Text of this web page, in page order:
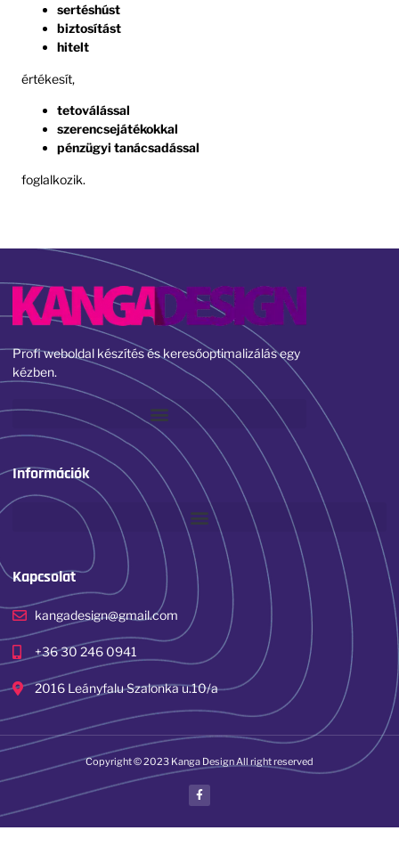
sertéshúst
biztosítást
hitelt
értékesít,
tetoválással
szerencsejátékokkal
pénzügyi tanácsadással
foglalkozik.
Profi weboldal készítés és keresőoptimalizálás egy
kézben.
Információk
Kapcsolat
kangadesign@gmail.com
+36 30 246 0941
2016 Leányfalu Szalonka u.10/a
Copyright © 2023 Kanga Design All right reserved